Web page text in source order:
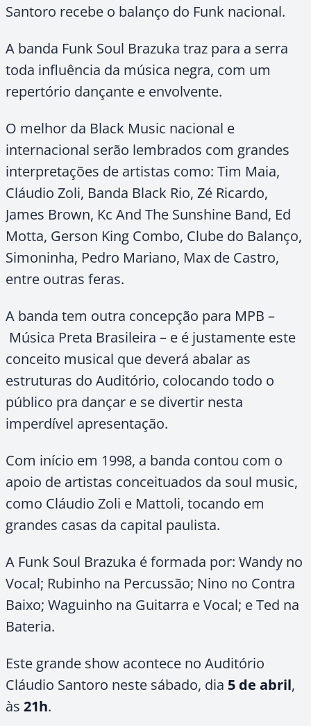
Santoro recebe o balanço do Funk nacional.
A banda Funk Soul Brazuka traz para a serra
toda influência da música negra, com um
repertório dançante e envolvente.
O melhor da Black Music nacional e
internacional serão lembrados com grandes
interpretações de artistas como: Tim Maia,
Cláudio Zoli, Banda Black Rio, Zé Ricardo,
James Brown, Kc And The Sunshine Band, Ed
Motta, Gerson King Combo, Clube do Balanço,
Simoninha, Pedro Mariano, Max de Castro,
entre outras feras.
A banda tem outra concepção para MPB –
Música Preta Brasileira – e é justamente este
conceito musical que deverá abalar as
estruturas do Auditório, colocando todo o
público pra dançar e se divertir nesta
imperdível apresentação.
Com início em 1998, a banda contou com o
apoio de artistas conceituados da soul music,
como Cláudio Zoli e Mattoli, tocando em
grandes casas da capital paulista.
A Funk Soul Brazuka é formada por: Wandy no
Vocal; Rubinho na Percussão; Nino no Contra
Baixo; Waguinho na Guitarra e Vocal; e Ted na
Bateria.
Este grande show acontece no Auditório
Cláudio Santoro neste sábado, dia 5 de abril,
às 21h.